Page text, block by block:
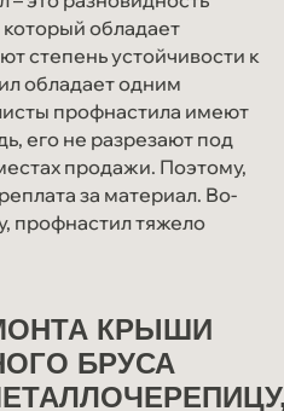
обладает
степень устойчивости к
обладает одним
профнастила имеют
его не разрезают под
продажи. Поэтому,
за материал. Во-
профнастил тяжело
КРЫШИ
БРУСА